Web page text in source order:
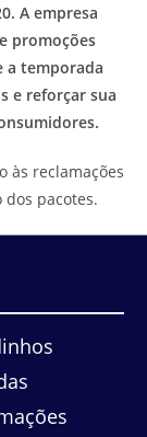
A empresa
promoções
a temporada
e reforçar sua
às reclamações
pacotes.